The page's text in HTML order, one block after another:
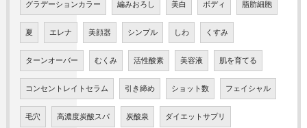
グラデーションカラー 編みおろし 美白 ボディ 脂肪細胞
夏 エレナ 美顔器 シンプル しわ くすみ
ターンオーバー むくみ 活性酸素 美容液 肌を育てる
コンセントレイトセラム 引き締め ショット数 フェイシャル
毛穴 高濃度炭酸スパ 炭酸泉 ダイエットサプリ